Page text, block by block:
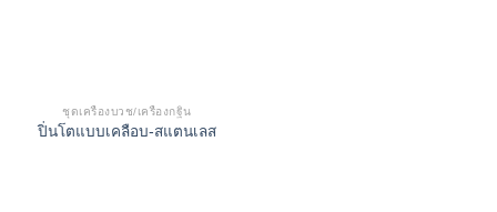
ชุดเครื่องบวช/เครื่องกฐิน
ปิ่นโตแบบเคลือบ-สแตนเลส